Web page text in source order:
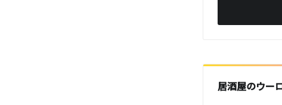
居酒屋のウー